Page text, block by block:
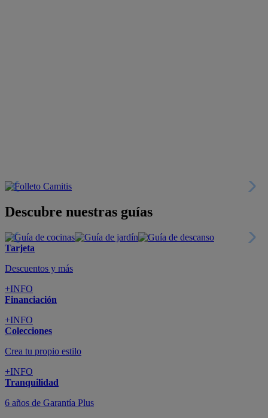
Descubre nuestras guías
Tarjeta
Descuentos y más
+INFO
Financiación
+INFO
Colecciones
Crea tu propio estilo
+INFO
Tranquilidad
6 años de Garantía Plus